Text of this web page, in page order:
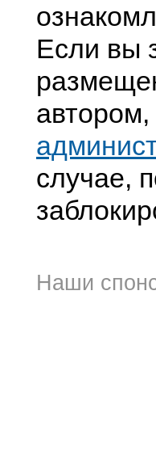
Если вы
случае,
Наши